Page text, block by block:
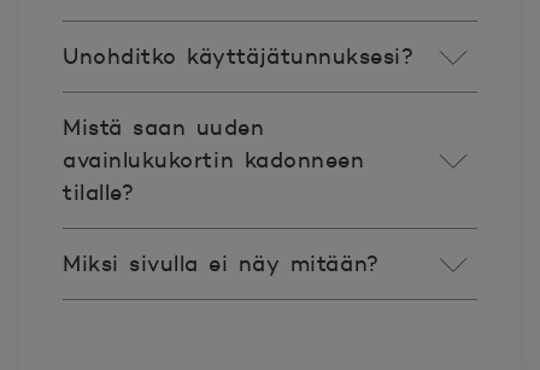
Unohditko käyttäjätunnuksesi?
Mistä saan uuden
avainlukukortin kadonneen
tilalle?
Miksi sivulla ei näy mitään?